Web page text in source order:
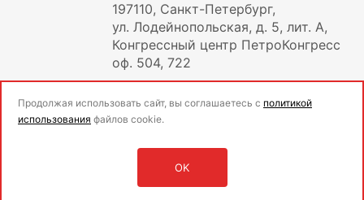
197110, Санкт-Петербург,
ул. Лодейнопольская, д. 5, лит. А,
Конгрессный центр ПетроКонгресс
оф. 504, 722
Оставить заявку
Продолжая использовать сайт, вы соглашаетесь с политикой
использования файлов cookie.
OK